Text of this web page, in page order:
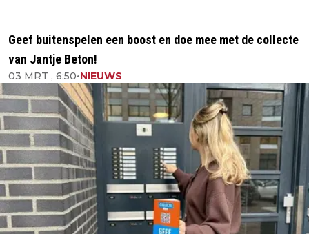
Geef buitenspelen een boost en doe mee met de collecte
van Jantje Beton!
03 MRT , 6:50•NIEUWS